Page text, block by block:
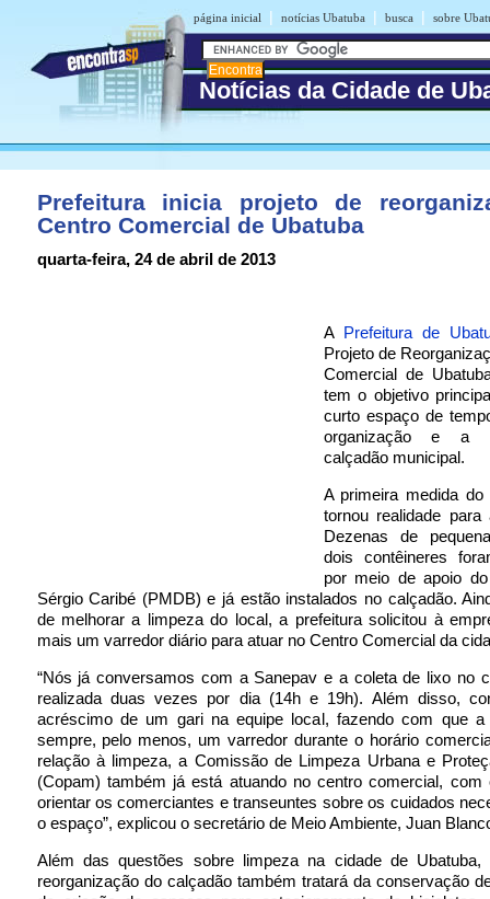
página inicial | notícias Ubatuba | busca | sobre
Notícias da Cidade de
Prefeitura inicia projeto de
Centro Comercial de Ubatuba
quarta-feira, 24 de abril de 2013
A Prefeitura de
Projeto de
Comercial de
tem o objetivo
curto espaço de
organização e a
calçadão municipal.
A primeira medida
tornou realidade para
Dezenas de
dois contêineres
por meio de apoio
Sérgio Caribé (PMDB) e já estão instalados no calçadão.
de melhorar a limpeza do local, a prefeitura solicitou à
mais um varredor diário para atuar no Centro Comercial da
“Nós já conversamos com a Sanepav e a coleta de lixo no
realizada duas vezes por dia (14h e 19h). Além disso,
acréscimo de um gari na equipe local, fazendo com que a
sempre, pelo menos, um varredor durante o horário
relação à limpeza, a Comissão de Limpeza Urbana e
(Copam) também já está atuando no centro comercial, com
orientar os comerciantes e transeuntes sobre os cuidados
o espaço”, explicou o secretário de Meio Ambiente, Juan
Além das questões sobre limpeza na cidade de
reorganização do calçadão também tratará da conservação